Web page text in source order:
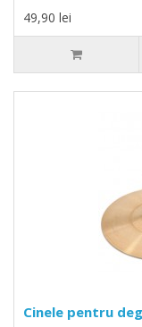
49,90 lei
Cinele pentru